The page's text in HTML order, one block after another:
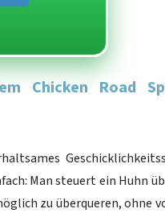
Chicken Road
Man steuert ein Huhn
zu überqueren, ohne